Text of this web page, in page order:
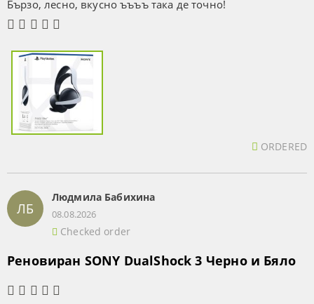
Бързо, лесно, вкусно ъъъъ така де точно!
ORDERED
ЛБ
Людмила Бабихина
08.08.2026
Checked order
Реновиран SONY DualShock 3 Черно и Бяло